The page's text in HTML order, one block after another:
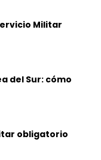
Militar
del Sur: cómo
obligatorio